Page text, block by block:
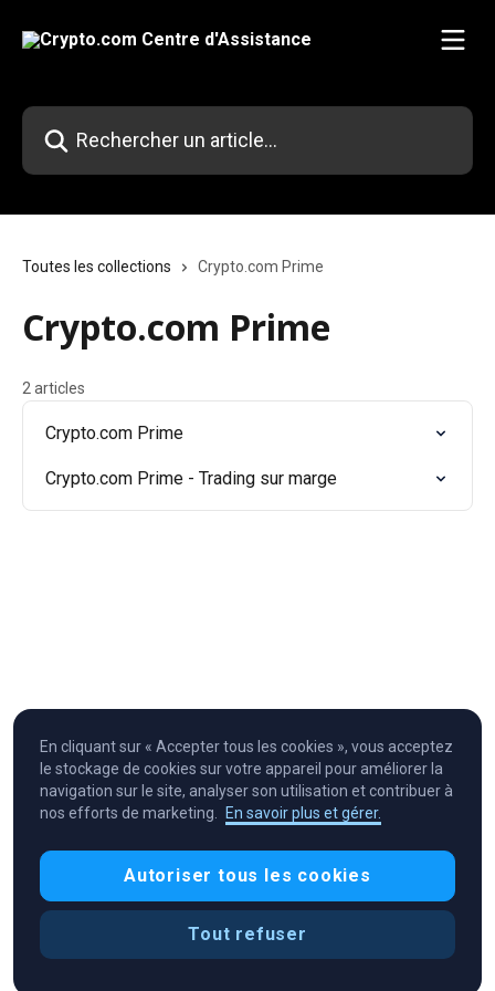
Rechercher un article...
Toutes les collections Crypto.com Prime
Crypto.com Prime
2 articles
Crypto.com Prime
Crypto.com Prime - Trading sur marge
Cryptocurrency in Every Wallet™
En cliquant sur « Accepter tous les cookies », vous acceptez
le stockage de cookies sur votre appareil pour améliorer la
navigation sur le site, analyser son utilisation et contribuer à
nos efforts de marketing.
En savoir plus et gérer.
Autoriser tous les cookies
Tout refuser